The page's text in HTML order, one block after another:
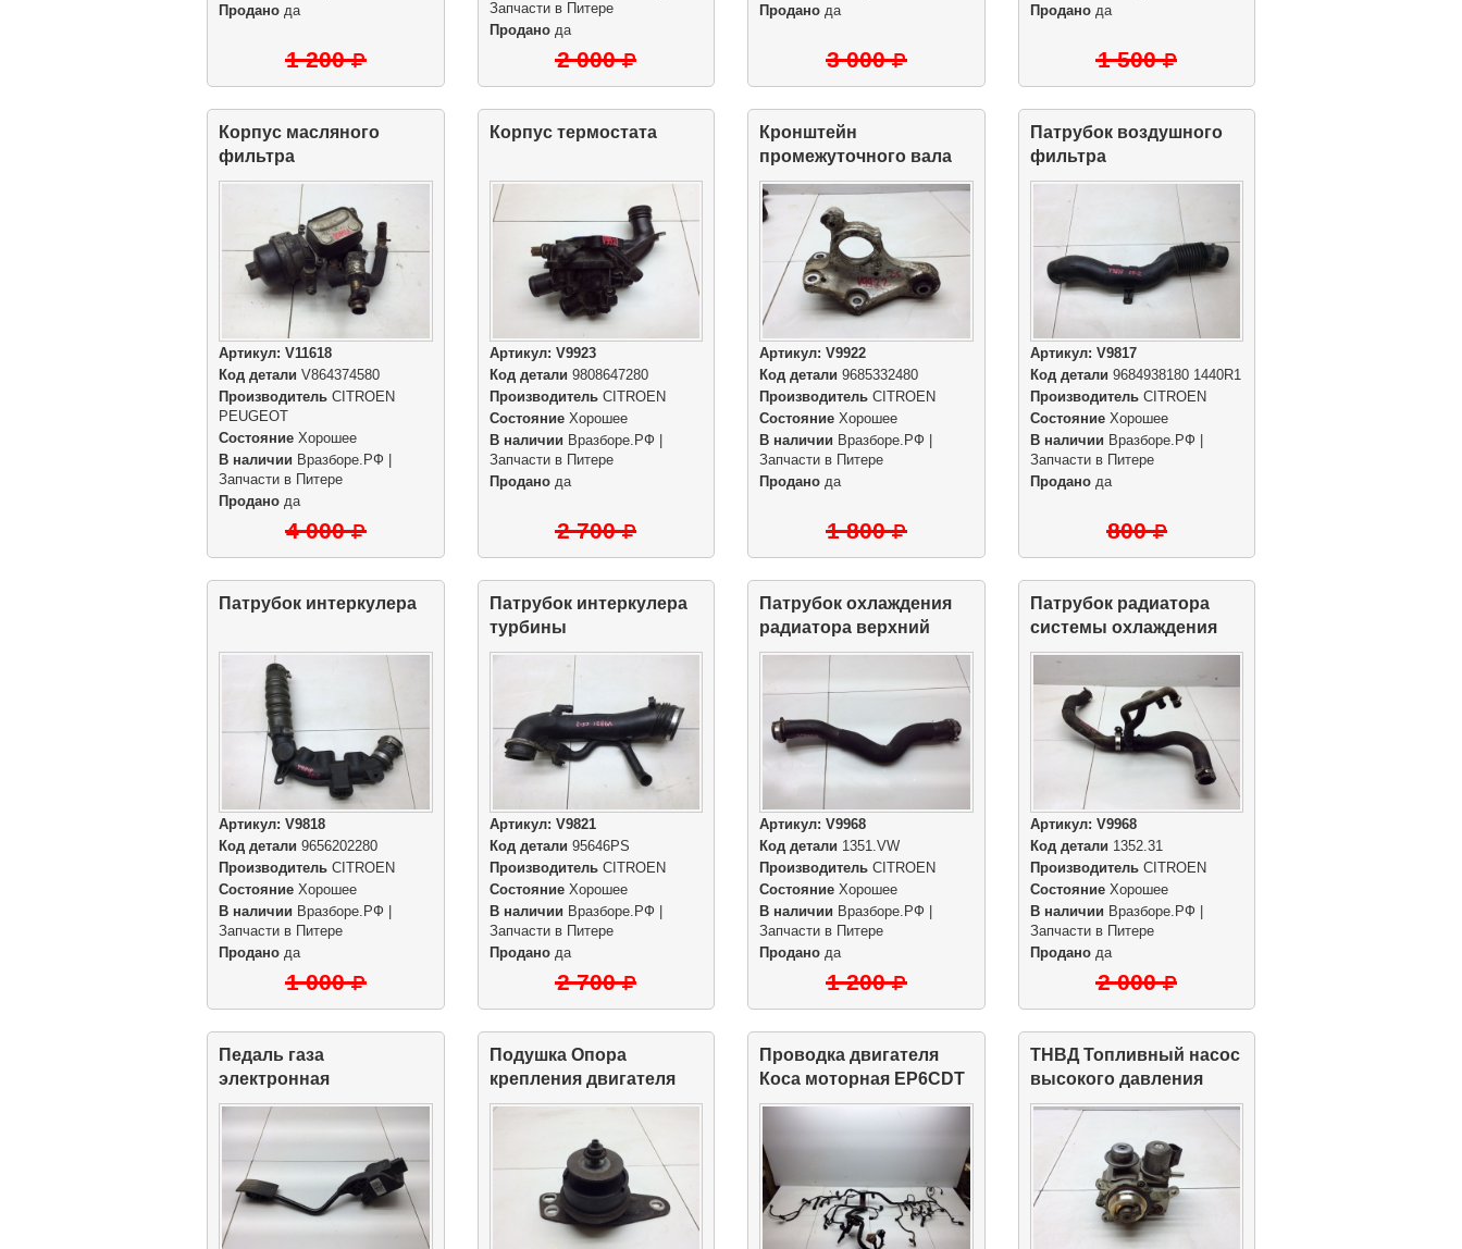
Продано да
1 200
Запчасти в Питере
Проданода
2 000
Продано да
3 000
Проданода
1 500
Корпус масляного
фильтра
Артикул: V11618
Код детали V864374580
Производитель CITROEN
PEUGEOT
Состояние Хорошее
В наличии Вразборе.РФ |
Запчасти в Питере
Продано да
4 000
Корпус термостата
Артикул: V9923
Код детали 9808647280
ПроизводительCITROEN
СостояниеХорошее
В наличии Вразборе.РФ |
Запчасти в Питере
Проданода
2 700
Кронштейн
промежуточного вала
Артикул: V9922
Код детали 9685332480
Производитель CITROEN
Состояние Хорошее
В наличии Вразборе.РФ |
Запчасти в Питере
Продано да
1 800
Патрубок воздушного
фильтра
Артикул: V9817
Код детали 9684938180 1440R1
ПроизводительCITROEN
СостояниеХорошее
В наличии Вразборе.РФ |
Запчасти в Питере
Проданода
800
Патрубок интеркулера
Артикул: V9818
Код детали 9656202280
Производитель CITROEN
Состояние Хорошее
В наличии Вразборе.РФ |
Запчасти в Питере
Продано да
1 000
Патрубок интеркулера
турбины
Артикул: V9821
Код детали 95646PS
ПроизводительCITROEN
СостояниеХорошее
В наличии Вразборе.РФ |
Запчасти в Питере
Проданода
2 700
Патрубок охлаждения
радиатора верхний
Артикул: V9968
Код детали 1351.VW
Производитель CITROEN
Состояние Хорошее
В наличии Вразборе.РФ |
Запчасти в Питере
Продано да
1 200
Патрубок радиатора
системы охлаждения
Артикул: V9968
Код детали 1352.31
ПроизводительCITROEN
СостояниеХорошее
В наличии Вразборе.РФ |
Запчасти в Питере
Проданода
2 000
Педаль газа
электронная
Подушка Опора
крепления двигателя
правая
Проводка двигателя
Коса моторная EP6CDT
ТНВД Топливный насос
высокого давления
EP6CDT 1.6 Turbo